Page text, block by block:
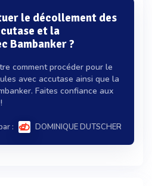
le décollement des
et la
Bambanker ?
comment procéder pour le
avec accutase ainsi que la
Faites confiance aux
: DOMINIQUE DUTSCHER